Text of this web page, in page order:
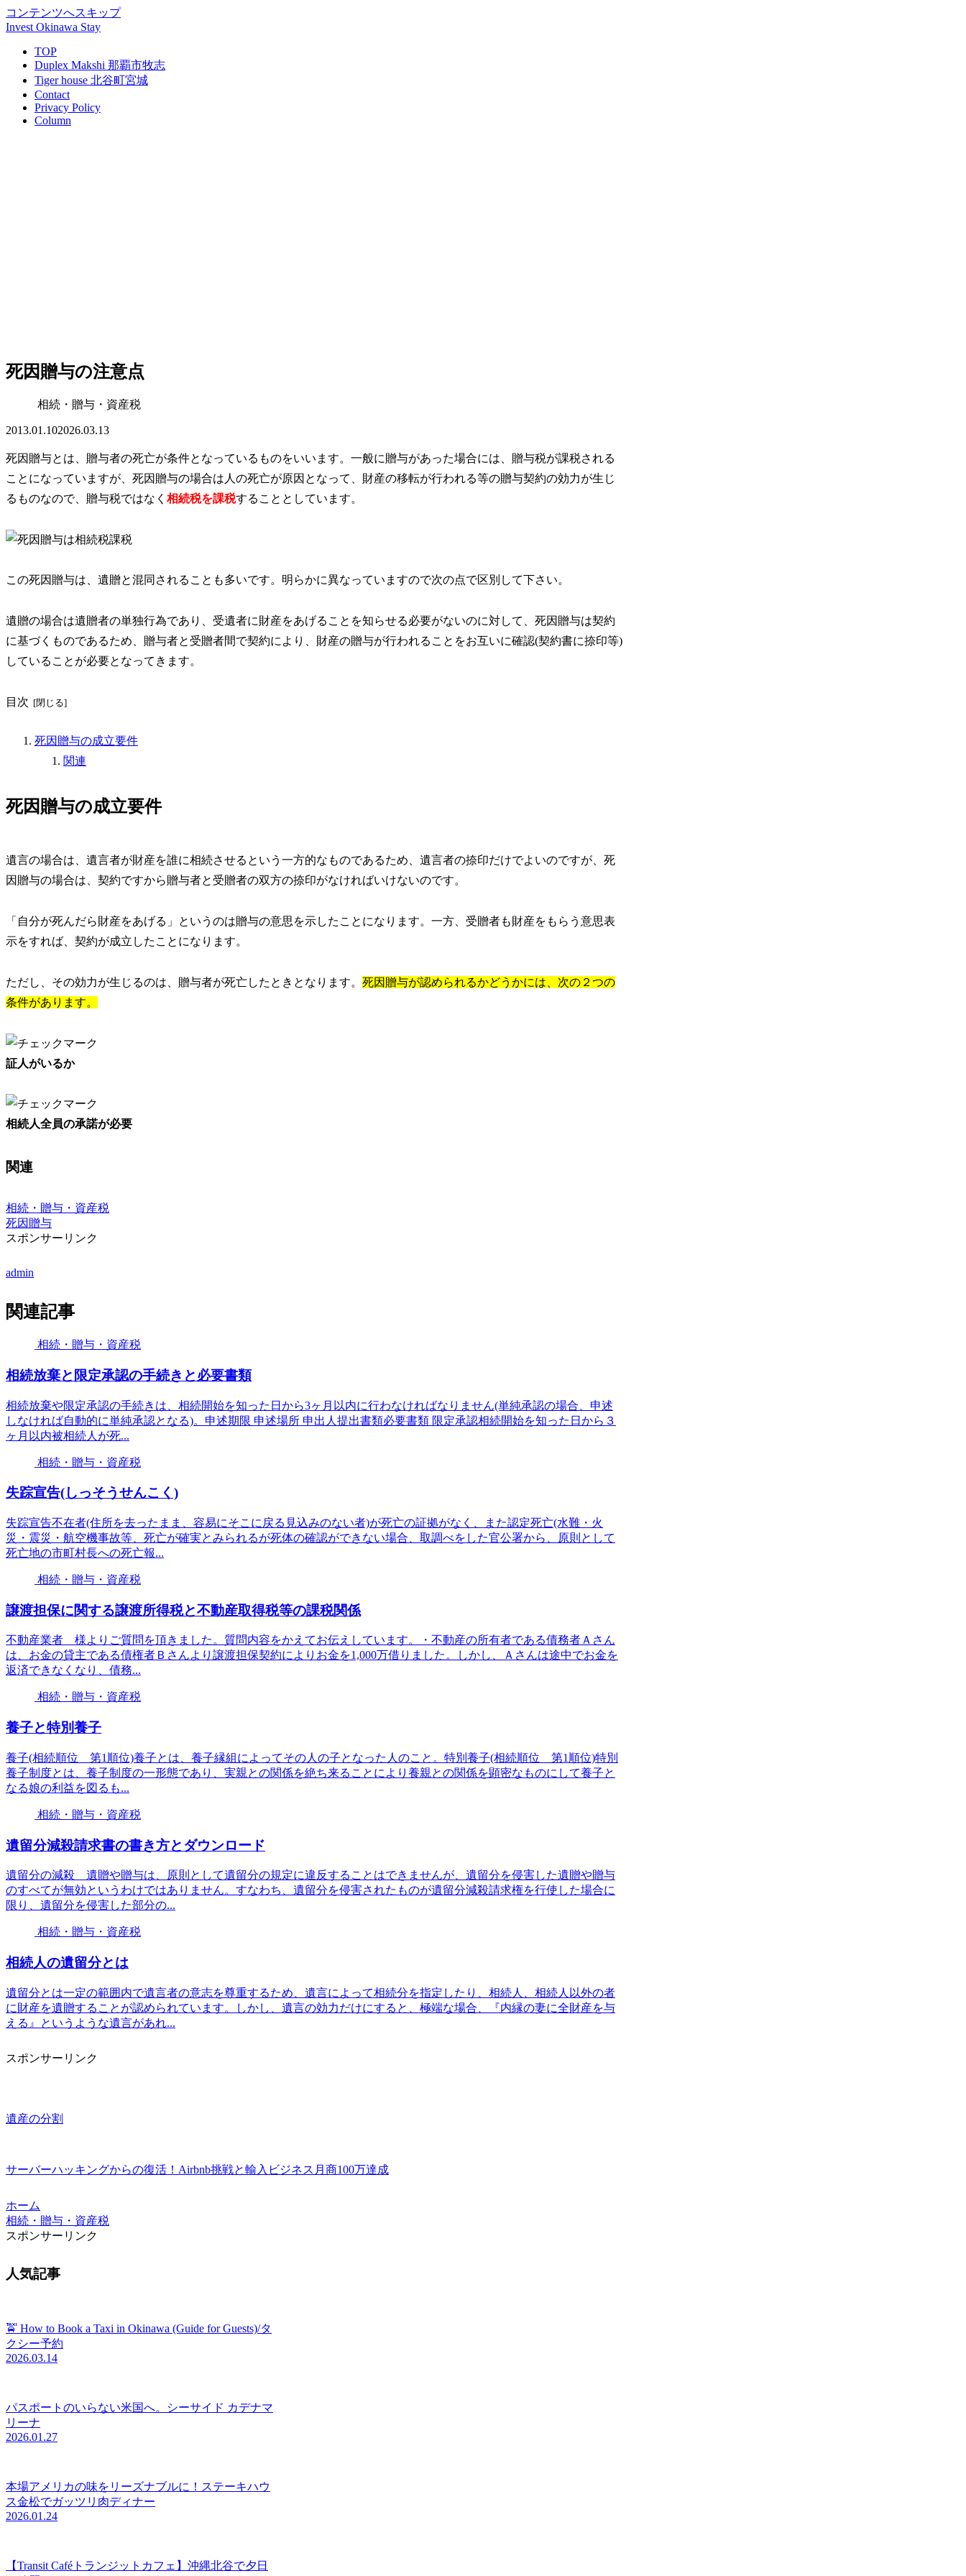
コンテンツへスキップ
Invest Okinawa Stay
TOP
Duplex Makshi 那覇市牧志
Tiger house 北谷町宮城
Contact
Privacy Policy
Column
死因贈与の注意点
相続・贈与・資産税
2013.01.102026.03.13
死因贈与とは、贈与者の死亡が条件となっているものをいいます。一般に贈与があった場合には、贈与税が課税される
ことになっていますが、死因贈与の場合は人の死亡が原因となって、財産の移転が行われる等の贈与契約の効力が生じ
るものなので、贈与税ではなく 相続税を課税することとしています。
この死因贈与は、遺贈と混同されることも多いです。明らかに異なっていますので次の点で区別して下さい。
遺贈の場合は遺贈者の単独行為であり、受遺者に財産をあげることを知らせる必要がないのに対して、死因贈与は契約
に基づくものであるため、贈与者と受贈者間で契約により、財産の贈与が行われることをお互いに確認(契約書に捺印等)
していることが必要となってきます。
目次
死因贈与の成立要件
関連
死因贈与の成立要件
遺言の場合は、遺言者が財産を誰に相続させるという一方的なものであるため、遺言者の捺印だけでよいのですが、死
因贈与の場合は、契約ですから贈与者と受贈者の双方の捺印がなければいけないのです。
「自分が死んだら財産をあげる」というのは贈与の意思を示したことになります。一方、受贈者も財産をもらう意思表
示をすれば、契約が成立したことになります。
ただし、その効力が生じるのは、贈与者が死亡したときとなります。 死因贈与が認められるかどうかには、次の２つの
条件があります。
証人がいるか
相続人全員の承諾が必要
関連
相続・贈与・資産税
死因贈与
スポンサーリンク
admin
関連記事
相続・贈与・資産税
相続放棄と限定承認の手続きと必要書類
相続放棄や限定承認の手続きは、相続開始を知った日から3ヶ月以内に行わなければなりません(単純承認の場合、申述
しなければ自動的に単純承認となる)。申述期限 申述場所 申出人提出書類必要書類 限定承認相続開始を知った日から３
ヶ月以内被相続人が死...
相続・贈与・資産税
失踪宣告(しっそうせんこく)
失踪宣告不在者(住所を去ったまま、容易にそこに戻る見込みのない者)が死亡の証拠がなく、また認定死亡(水難・火
災・震災・航空機事故等、死亡が確実とみられるが死体の確認ができない場合、取調べをした官公署から、原則として
死亡地の市町村長への死亡報...
相続・贈与・資産税
譲渡担保に関する譲渡所得税と不動産取得税等の課税関係
不動産業者 様よりご質問を頂きました。質問内容をかえてお伝えしています。・不動産の所有者である債務者Ａさん
は、お金の貸主である債権者Ｂさんより譲渡担保契約によりお金を1,000万借りました。しかし、Ａさんは途中でお金を
返済できなくなり、債務...
相続・贈与・資産税
養子と特別養子
養子(相続順位 第1順位)養子とは、養子縁組によってその人の子となった人のこと。特別養子(相続順位 第1順位)特別
養子制度とは、養子制度の一形態であり、実親との関係を絶ち来ることにより養親との関係を顕密なものにして養子と
なる娘の利益を図るも...
相続・贈与・資産税
遺留分減殺請求書の書き方とダウンロード
遺留分の減殺 遺贈や贈与は、原則として遺留分の規定に違反することはできませんが、遺留分を侵害した遺贈や贈与
のすべてが無効というわけではありません。すなわち、遺留分を侵害されたものが遺留分減殺請求権を行使した場合に
限り、遺留分を侵害した部分の...
相続・贈与・資産税
相続人の遺留分とは
遺留分とは一定の範囲内で遺言者の意志を尊重するため、遺言によって相続分を指定したり、相続人、相続人以外の者
に財産を遺贈することが認められています。しかし、遺言の効力だけにすると、極端な場合、『内縁の妻に全財産を与
える』というような遺言があれ...
スポンサーリンク
遺産の分割
サーバーハッキングからの復活！Airbnb挑戦と輸入ビジネス月商100万達成
ホーム
相続・贈与・資産税
スポンサーリンク
人気記事
🚖 How to Book a Taxi in Okinawa (Guide for Guests)/タ
クシー予約
2026.03.14
パスポートのいらない米国へ。シーサイド カデナマ
リーナ
2026.01.27
本場アメリカの味をリーズナブルに！ステーキハウ
ス金松でガッツリ肉ディナー
2026.01.24
【Transit Caféトランジットカフェ】沖縄北谷で夕日